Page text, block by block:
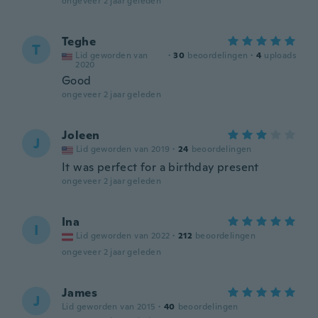
T Teghe
Lid geworden van
2020
· 30 beoordelingen · 4 uploads
Good
ongeveer 2 jaar geleden
J Joleen
Lid geworden van 2019 · 24 beoordelingen
It was perfect for a birthday present
ongeveer 2 jaar geleden
I Ina
Lid geworden van 2022 · 212 beoordelingen
ongeveer 2 jaar geleden
J James
Lid geworden van 2015 · 40 beoordelingen